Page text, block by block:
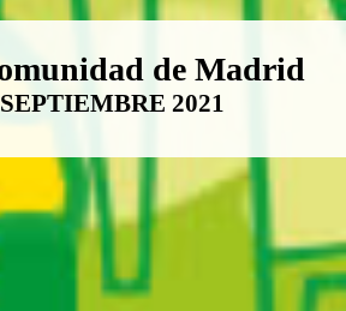
Comunidad de
de Madrid
SEPTIEMBRE 2021